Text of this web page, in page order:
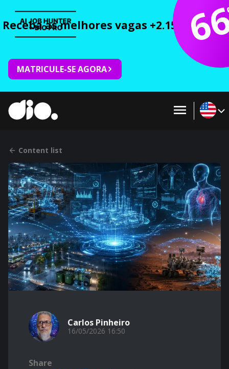
Receba as melhores vagas +2.150 cursos
MATRICULE-SE AGORA
Content list
Carlos Pinheiro
16/05/2026 16:50
Share